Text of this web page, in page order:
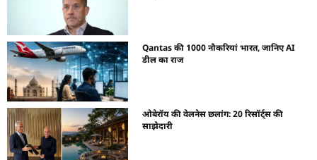
Qantas की 1000 नौकरियां भारत, जानिए AI
डील का राज
ओबेरॉय की वेलनेस छलांग: 20 रिसॉर्ट्स की
साझेदारी